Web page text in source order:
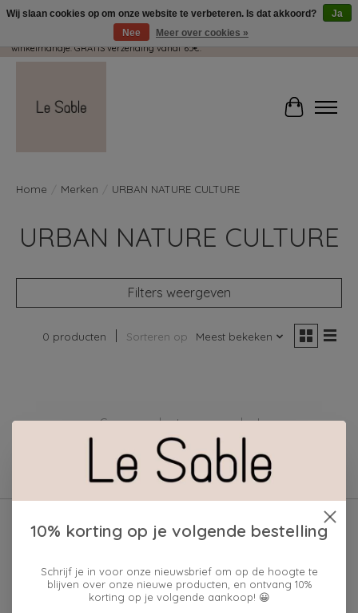
Wij pakken met plezier jouw kadootjes GRATIS in! Duid dit zeker aan in je
winkelmandje. GRATIS verzending vanaf 65€.
Home Merken URBAN NATURE CULTURE
URBAN NATURE CULTURE
Filters weergeven
0 producten Sorteren op Meest bekeken
Geen producten gevonden!
Wij slaan cookies op om onze website te verbeteren. Is dat akkoord?
Ja
Nee
Meer over cookies »
10% korting op je volgende bestelling
Schrijf je in voor onze nieuwsbrief om op de hoogte te
blijven over onze nieuwe producten, en ontvang 10%
korting op je volgende aankoop! 😀